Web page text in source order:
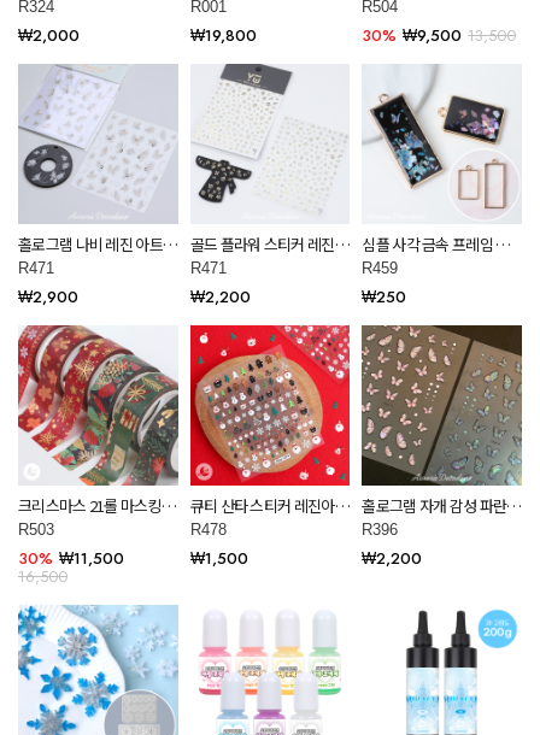
R324
₩2,000
리어 R001
R001
₩19,800
예 재료 R504
R504
30% ₩9,500 13,500
홀로그램 나비 레진 아트
공예 스티커 R365
R471
₩2,900
골드 플라워 스티커 레진
아트 공예 재료 R471
R471
₩2,200
심플 사각 금속 프레임 레
진 아트 공예 재료 R459
R459
₩250
크리스마스 21롤 마스킹 테
이프 스티커 레진 아트 공
예 재료 R503
R503
30% ₩11,500
16,500
큐티 산타 스티커 레진아트
재료 R478
R478
₩1,500
홀로그램 자개 감성 파란
나비 레진 아트 공예 재료
R396
R396
₩2,200